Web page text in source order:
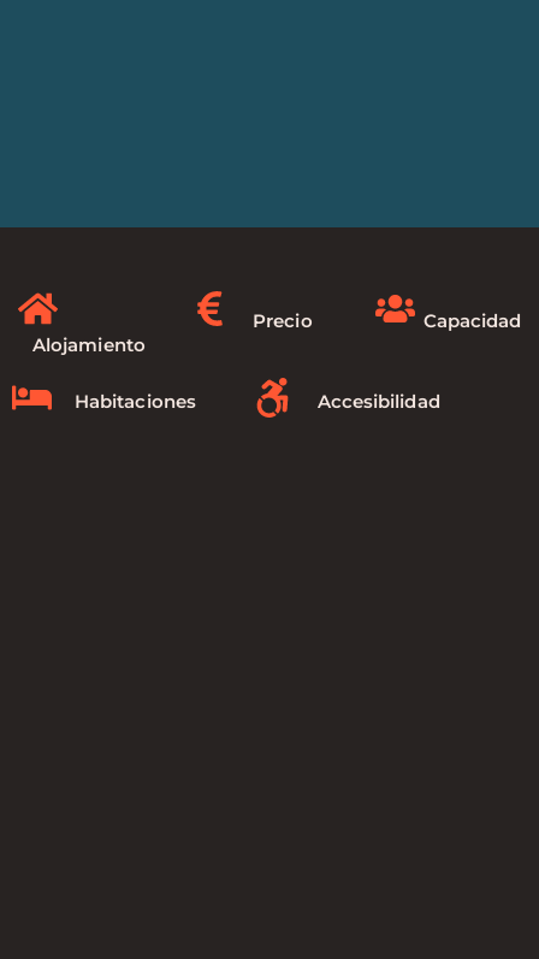
Alojamiento
Precio Capacidad
Habitaciones Accesibilidad